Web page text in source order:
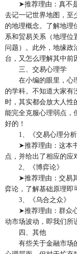
➤推荐理由：真不是
去记一记世界地图，至
的地理概念。了解地理
系和贸易关系（地理位
问题）。此外，地缘政
台，又怎么理解其中前
三、交易心理学
在小编的眼里，心理
的学科。不知道大家有
时，其实都会放大人性
能完全克服心理弱点，
好的！
1、《交易心理分析
➤推荐理由：这本书
点，并给出了相应的应
2、《博弈论》
➤推荐理由：交易其
弈论，了解基础原理即
3、《乌合之众》
➤推荐理由：群众心
动市场波动，即我们所
四、其他
有些关于金融市场的